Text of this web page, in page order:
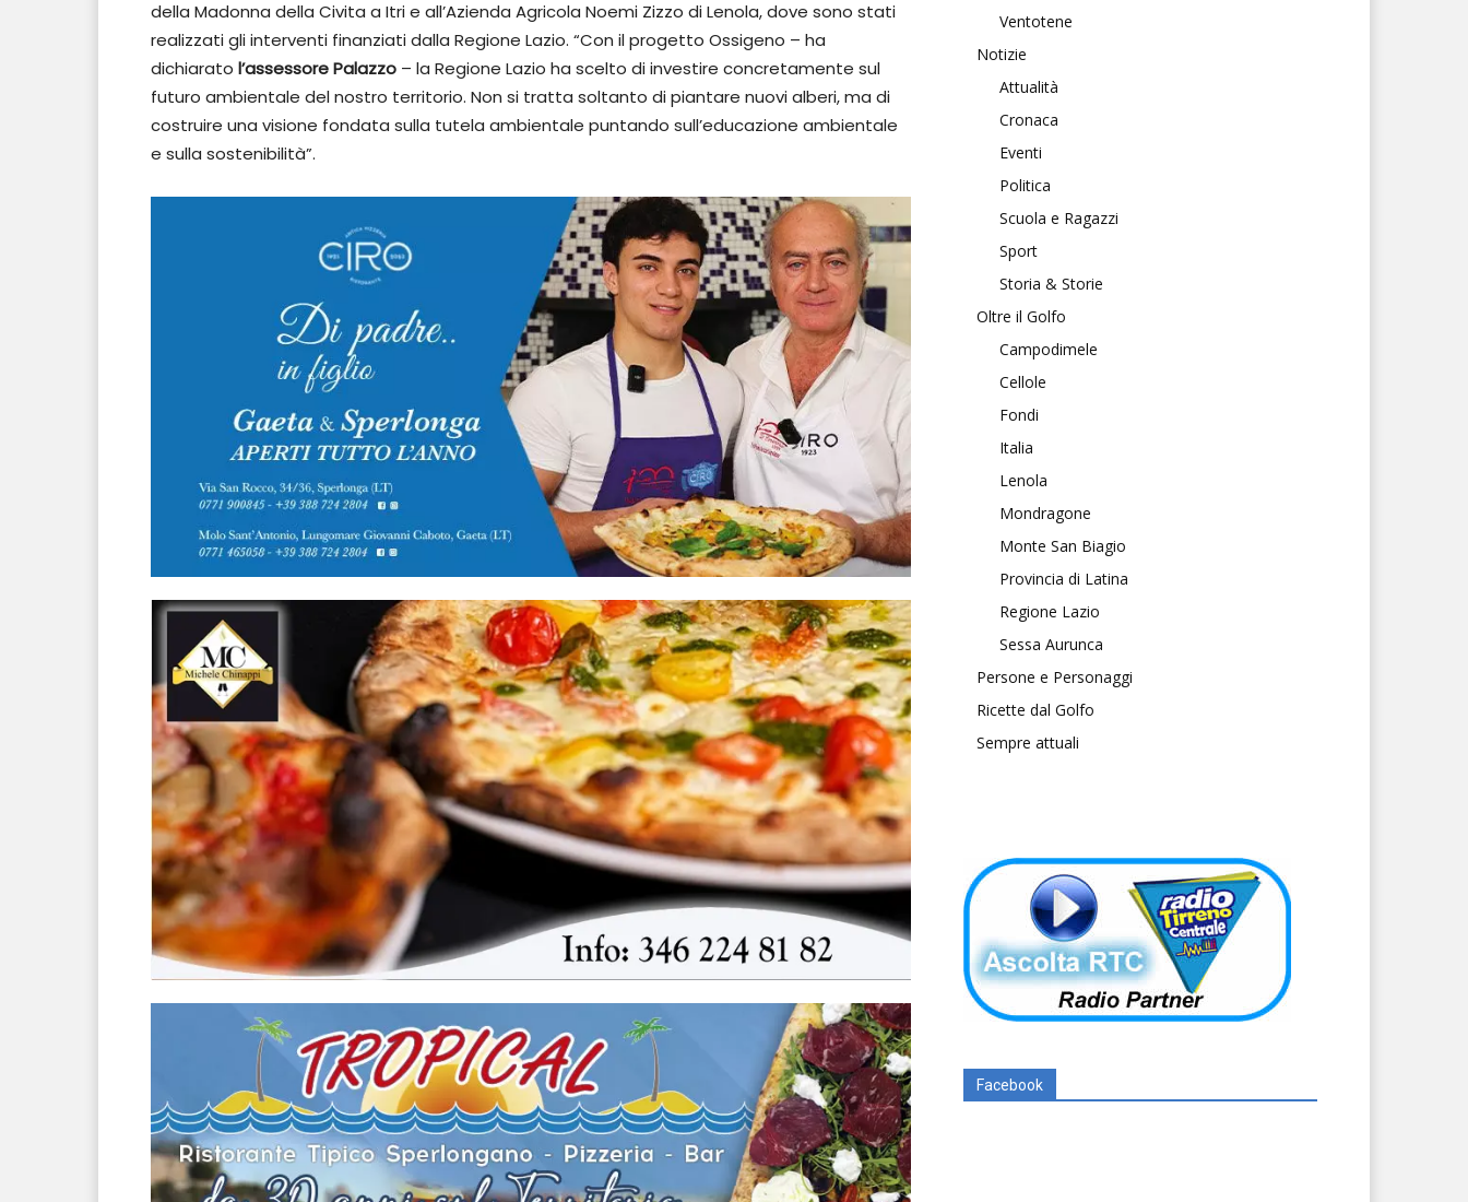
della Madonna della Civita a Itri e all’Azienda Agricola Noemi Zizzo di Lenola, dove sono stati
realizzati gli interventi finanziati dalla Regione Lazio. “Con il progetto Ossigeno – ha
dichiarato l’assessore Palazzo – la Regione Lazio ha scelto di investire concretamente sul
futuro ambientale del nostro territorio. Non si tratta soltanto di piantare nuovi alberi, ma di
costruire una visione fondata sulla tutela ambientale puntando sull’educazione ambientale
e sulla sostenibilità”.
Ventotene
Notizie
Attualità
Cronaca
Eventi
Politica
Scuola e Ragazzi
Sport
Storia & Storie
Oltre il Golfo
Campodimele
Cellole
Fondi
Italia
Lenola
Mondragone
Monte San Biagio
Provincia di Latina
Regione Lazio
Sessa Aurunca
Persone e Personaggi
Ricette dal Golfo
Sempre attuali
Facebook